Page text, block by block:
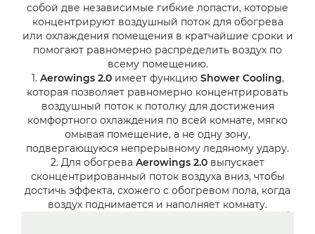
собой две независимые гибкие лопасти, которые
концентрируют воздушный поток для обогрева
или охлаждения помещения в кратчайшие сроки и
помогают равномерно распределить воздух по
всему помещению.
1. Aerowings 2.0имеет функцию Shower Cooling,
которая позволяет равномерно концентрировать
воздушный поток к потолку для достижения
комфортного охлаждения по всей комнате, мягко
омывая помещение, а не одну зону,
подвергающуюся непрерывному ледяному удару.
2. Для обогрева Aerowings 2.0 выпускает
сконцентрированный поток воздуха вниз, чтобы
достичь эффекта, схожего с обогревом пола, когда
воздух поднимается и наполняет комнату.